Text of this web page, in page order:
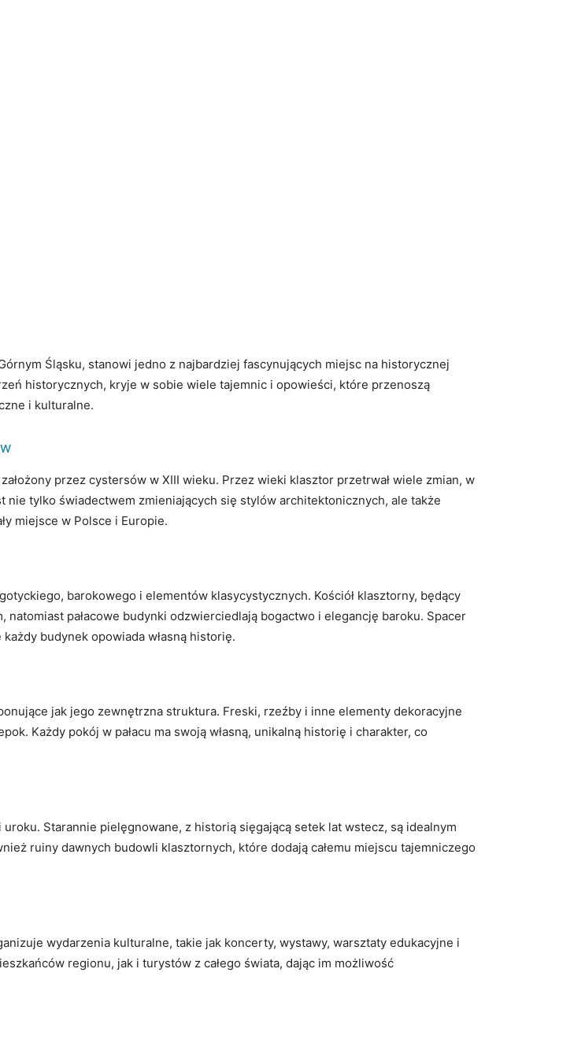
Śląsku, stanowi jedno z najbardziej fascynujących miejsc na historycznej
historycznych, kryje w sobie wiele tajemnic i opowieści, które przenoszą
i kulturalne.
przez cystersów w XIII wieku. Przez wieki klasztor przetrwał wiele zmian, w
nie tylko świadectwem zmieniających się stylów architektonicznych, ale także
miejsce w Polsce i Europie.
barokowego i elementów klasycystycznych. Kościół klasztorny, będący
pałacowe budynki odzwierciedlają bogactwo i elegancję baroku. Spacer
budynek opowiada własną historię.
jak jego zewnętrzna struktura. Freski, rzeźby i inne elementy dekoracyjne
Każdy pokój w pałacu ma swoją własną, unikalną historię i charakter, co
Starannie pielęgnowane, z historią sięgającą setek lat wstecz, są idealnym
ruiny dawnych budowli klasztornych, które dodają całemu miejscu tajemniczego
wydarzenia kulturalne, takie jak koncerty, wystawy, warsztaty edukacyjne i
regionu, jak i turystów z całego świata, dając im możliwość